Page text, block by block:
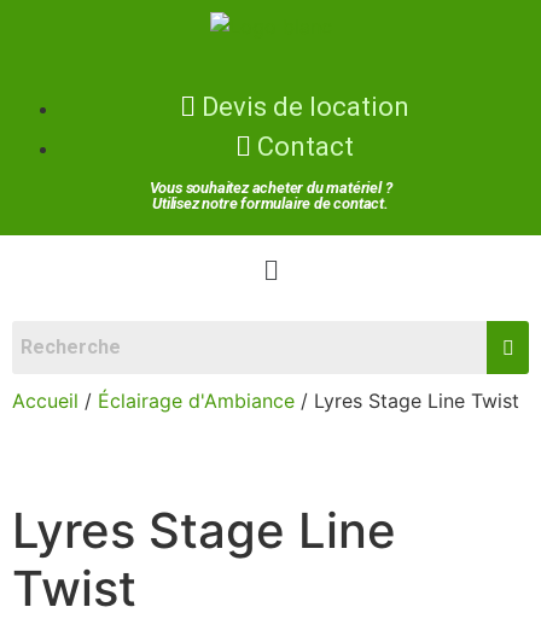
Devis de location
Contact
Vous souhaitez acheter du matériel ?
Utilisez notre formulaire de contact.
Accueil / Éclairage d'Ambiance / Lyres Stage Line Twist
Lyres Stage Line
Twist